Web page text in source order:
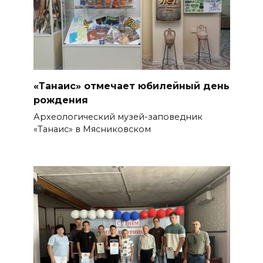
Возбуждено еще одно дело:
подозреваемому в поджоге
на АЗС заполняли две
емкости на 1000 л
06 августа 2026 15:35
Десятки социальных
в федеральные законы
06 августа 2026 15:35
Снова пробка: затор на 8 км
собрался на М-4 «Дон» под
Шахтами
«Танаис» отмечает юбилейный день
рождения
Археологический музей-заповедник
«Танаис» в Мясниковском